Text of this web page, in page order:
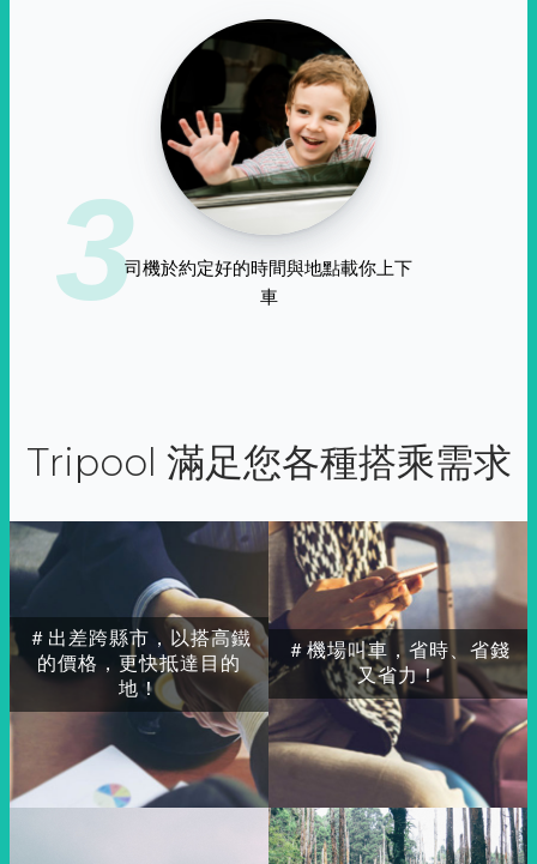
3司機於約定好的時間與地點載你上下
車
Tripool 滿足您各種搭乘需求
＃出差跨縣市，以搭高鐵
的價格，更快抵達目的
地！
＃機場叫車，省時、省錢
又省力！